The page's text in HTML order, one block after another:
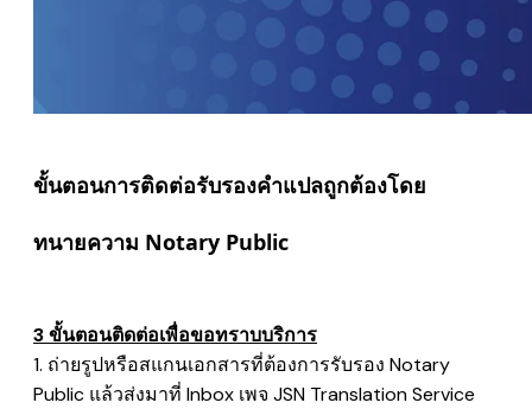
ขั้นตอนการติดต่อรับรองคำแปลถูกต้องโดย
ทนายความ Notary Public
3 ขั้นตอนติดต่อเพื่อขอทราบบริการ
1. ถ่ายรูปหรือสแกนเอกสารที่ต้องการรับรอง Notary
Public แล้วส่งมาที่ Inbox เพจ JSN Translation Service